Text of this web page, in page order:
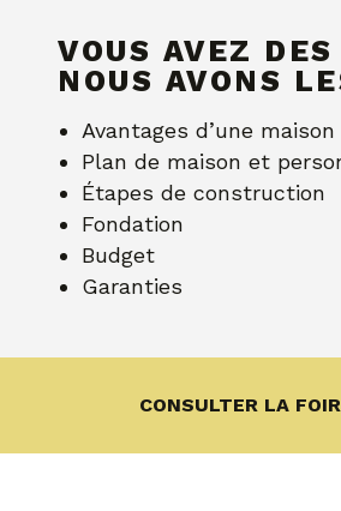
VOUS AVEZ
NOUS AVONS
Avantages d’une
Plan de maison et
Étapes de construction
Fondation
Budget
Garanties
CONSULTER LA